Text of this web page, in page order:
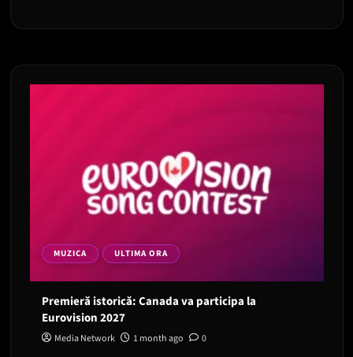
MUZICA ULTIMA ORA
Premieră istorică: Canada va participa la
Eurovision 2027
Media Network 1 month ago 0